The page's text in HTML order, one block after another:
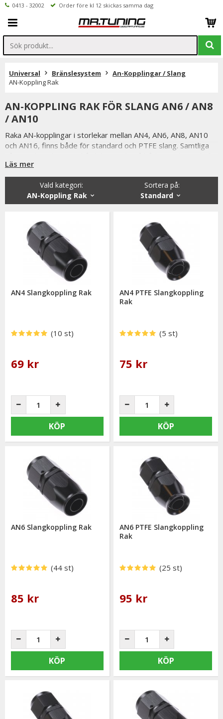
0413 - 32002 Order före kl 12 skickas samma dag
Universal Bränslesystem
An-Kopplingar / Slang
AN-Koppling Rak
AN-KOPPLING RAK FÖR SLANG AN6 / AN8
/ AN10
Raka AN-kopplingar i storlekar mellan AN4, AN6, AN8, AN10
och AN16, finns både för standard och PTFE slang. Samtliga
extra hållbarhet samt tålighet för användning utav E85 /
bensin / diesel / glykol.
Läs mer
Sortera på:
Standard
Vald kategori:
AN-Koppling Rak
AN4 Slangkoppling Rak
(10 st)
69 kr
KÖP
AN4 PTFE Slangkoppling
Rak
(5 st)
75 kr
KÖP
AN6 Slangkoppling Rak
(44 st)
85 kr
KÖP
AN6 PTFE Slangkoppling
Rak
(25 st)
95 kr
KÖP